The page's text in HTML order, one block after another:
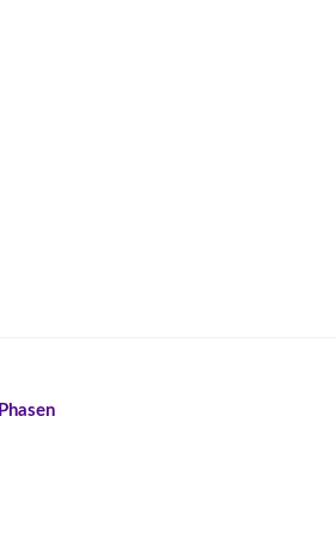
Phasen